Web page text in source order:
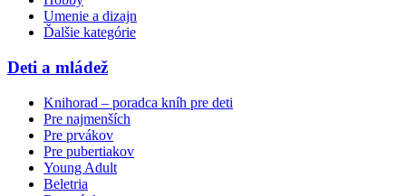
Umenie a dizajn
Ďalšie kategórie
Deti a mládež
Knihorad – poradca kníh pre deti
Pre najmenších
Pre prvákov
Pre pubertiakov
Young Adult
Beletria